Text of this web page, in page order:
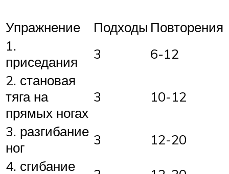
Упражнение Подходы Повторения
1.
приседания
3
6-12
2. становая
тяга на
прямых ногах
3 10-12
3. разгибание
ног
3
12-20
4. сгибание